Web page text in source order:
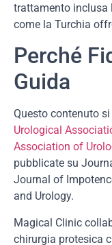
trattamento inclusa
come la Turchia
Perché
Guida
Questo contenuto
Urological
Association of
pubblicate su
Journal of
and Urology.
Magical Clinic
chirurgia protesica